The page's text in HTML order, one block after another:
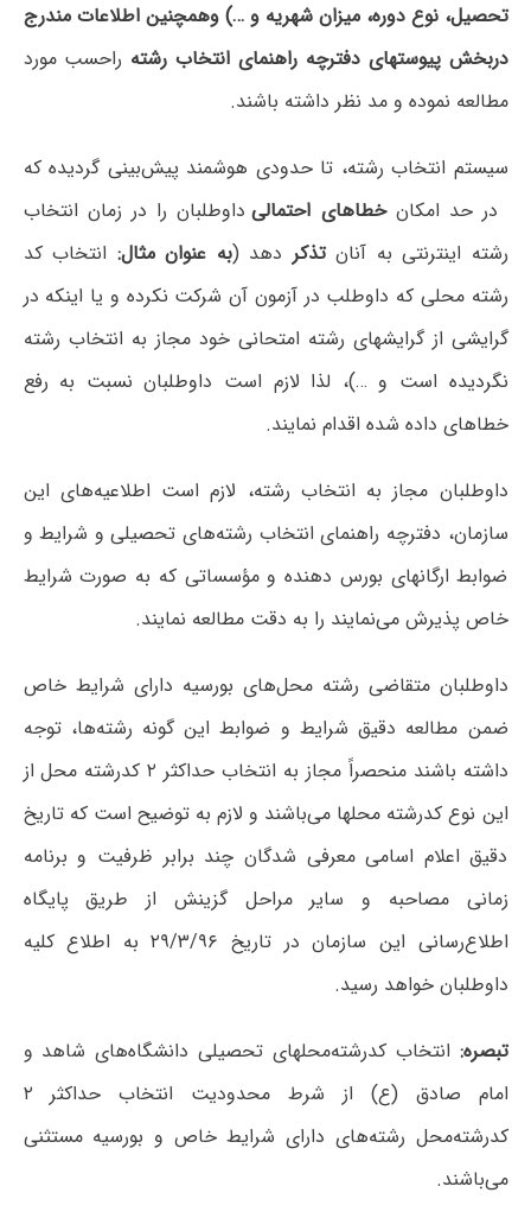
تحصیل، نوع دوره، میزان شهریه و …) وهمچنین اطلاعات مندرج
دربخش پیوستهای دفترچه راهنمای انتخاب رشته راحسب مورد
مطالعه نموده و مد نظر داشته باشند.
سیستم انتخاب رشته، تا حدودی هوشمند پیش‌بینی گردیده که
در حد امکانخطاهای احتمالیداوطلبان را در زمان انتخاب
رشته اینترنتی به آنانتذکر دهد (به عنوان مثال: انتخاب کد
رشته محلی که داوطلب در آزمون آن شرکت نکرده و یا اینکه در
گرایشی از گرایشهای رشته امتحانی خود مجاز به انتخاب رشته
نگردیده است و …)، لذا لازم است داوطلبان نسبت به رفع
خطاهای داده شده اقدام نمایند.
داوطلبان مجاز به انتخاب رشته، لازم است اطلاعیه‌های این
سازمان، دفترچه راهنمای انتخاب رشته‌های تحصیلی و شرایط و
ضوابط ارگانهای بورس دهنده و مؤسساتی که به صورت شرایط
خاص پذیرش می‌نمایند را به دقت مطالعه نمایند.
داوطلبان متقاضی رشته‌ محل‌های بورسیه دارای شرایط خاص
ضمن مطالعه دقیق شرایط و ضوابط این گونه رشته‌ها، توجه
داشته باشند منحصراً مجاز به انتخاب حداکثر ۲ کدرشته محل از
این نوع کدرشته محلها می‌باشند و لازم به توضیح است که تاریخ
دقیق اعلام اسامی معرفی شدگان چند برابر ظرفیت و برنامه
زمانی مصاحبه و سایر مراحل گزینش از طریق پایگاه
اطلاع‌رسانی این سازمان در تاریخ‌ ۲۹/۳/۹۶ به اطلاع کلیه
داوطلبان خواهد رسید.
تبصره: انتخاب کدرشته‌محلهای تحصیلی دانشگاه‌های شاهد و
امام صادق (ع) از شرط محدودیت انتخاب حداکثر ۲
کدرشته‌محل رشته‌های دارای شرایط خاص و بورسیه مستثنی
می‌باشند.